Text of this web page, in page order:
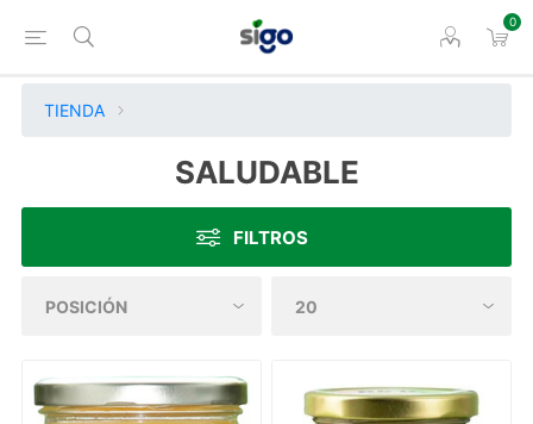
0
TIENDA
SALUDABLE
FILTROS